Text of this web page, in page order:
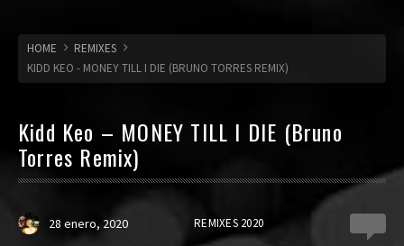
HOME
REMIXES
KIDD KEO - MONEY TILL I DIE (BRUNO TORRES REMIX)
Kidd Keo – MONEY TILL I DIE (Bruno
Torres Remix)
28 enero, 2020 REMIXES 2020